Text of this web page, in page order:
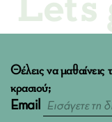
Θέλεις να μαθαίνεις
κρασιού;
Email